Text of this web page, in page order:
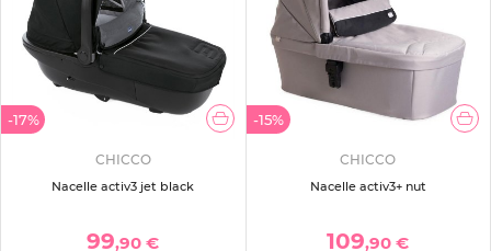
-17%
CHICCO
Nacelle activ3 jet black
99,90 €
-15%
CHICCO
Nacelle activ3+ nut
109,90 €